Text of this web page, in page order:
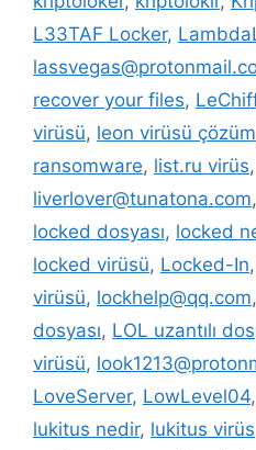
L33TAF Locker,
recover your files,
virüsü, leon virüsü çözüm
ransomware, list.ru virüs,
liverlover@tunatona.com,
locked dosyası, locked
locked virüsü, Locked-In,
virüsü, lockhelp@qq.com,
dosyası, LOL uzantılı
virüsü,
LoveServer, LowLevel04,
lukitus nedir, lukitus virüs